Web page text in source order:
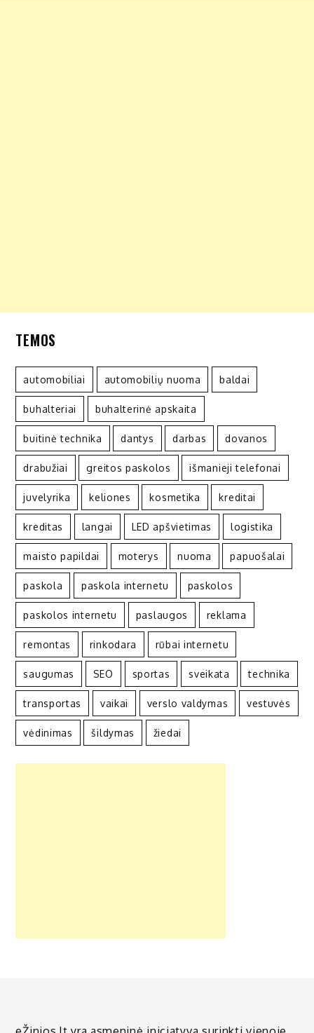
TEMOS
automobiliai automobilių nuoma baldai
buhalteriai buhalterinė apskaita
buitinė technika dantys darbas dovanos
drabužiai greitos paskolos išmanieji telefonai
juvelyrika keliones kosmetika kreditai
kreditas langai LED apšvietimas logistika
maisto papildai moterys nuoma papuošalai
paskola paskola internetu paskolos
paskolos internetu paslaugos reklama
remontas rinkodara rūbai internetu
saugumas SEO sportas sveikata technika
transportas vaikai verslo valdymas vestuvės
vėdinimas šildymas žiedai